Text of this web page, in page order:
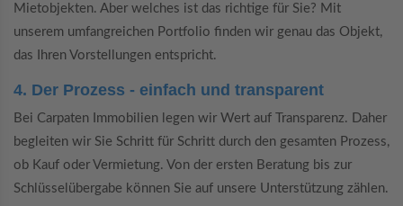
Mietobjekten. Aber welches ist das richtige für Sie? Mit
unserem umfangreichen Portfolio finden wir genau das Objekt,
das Ihren Vorstellungen entspricht.
4. Der Prozess - einfach und transparent
Bei Carpaten Immobilien legen wir Wert auf Transparenz. Daher
begleiten wir Sie Schritt für Schritt durch den gesamten Prozess,
ob Kauf oder Vermietung. Von der ersten Beratung bis zur
Schlüsselübergabe können Sie auf unsere Unterstützung zählen.